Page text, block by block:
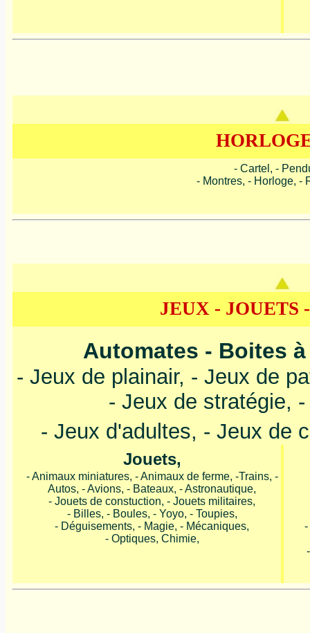
- Cartel, -
- Montres, - Horloge, -
JEUX - JOUETS
Automates - Boites
- Jeux de plainair, - Jeux de
- Jeux de stratégie,
- Jeux d'adultes, - Jeux de
Jouets,
- Animaux miniatures, - Animaux de ferme, -Trains, -
Autos, - Avions, - Bateaux, - Astronautique,
- Jouets de constuction, - Jouets militaires,
- Billes, - Boules, - Yoyo, - Toupies,
- Déguisements, - Magie, - Mécaniques,
- Optiques, Chimie,
-